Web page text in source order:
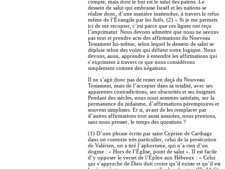
compte, mais dont le but est le salut des païens. Le
dessein de salut qui embrasse Israël et les nations se
réalise donc, d’une manière inattendue, à travers le refus
même de l’Évangile par les Juifs. (2) » Si je me permets
ici de me recopier, c’est parce que ces lignes ont reçu
l’imprimatur. Nous devons admettre que nous ne savons
pas tout et prendre acte des affirmations du Nouveau
Testament lui-même, selon lequel le dessein de salut se
déploie selon des voies qui défient notre logique. Nous
devons, aussi, apprendre à entendre les affirmations qui
s’expriment à travers ce que nous considérons
simplement comme des négations.
Il ne s’agit donc pas de rester en deçà du Nouveau
Testament, mais de l’accepter dans sa totalité, avec ses
apparentes contradictions, ses obscurités et ses énigmes.
Pendant des siècles, nous nous sommes satisfaits, sur la
permanence du judaïsme, d’affirmations péremptoires et
souvent simplistes. Et si, avant de les remplacer par
d’autres affirmations tout aussi assurées, nous prenions,
sans nous presser, le temps des questions ?
(1) D’une phrase écrite par saint Cyprien de Carthage
dans un contexte très particulier, celui de la persécution
de Valérien, on a tiré l’aphorisme, qui n’a rien d’un
dogme : « Hors de l’Église, point de salut ». Il est facile
d’y opposer le verset de l’Épître aux Hébreux : « Celui
qui s’approche de Dieu doit croire qu’il existe et qu’il est